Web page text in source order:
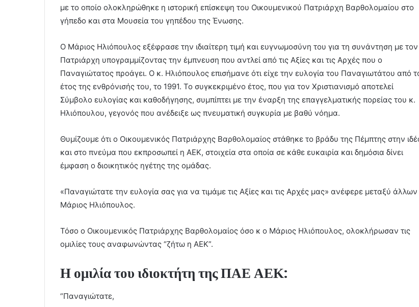
με το οποίο ολοκληρώθηκε η ιστορική επίσκεψη του Οικουμενικού Πατριάρχη Βαρθολομαίου στο
γήπεδο και στα Μουσεία του γηπέδου της Ένωσης.
Ο Μάριος Ηλιόπουλος εξέφρασε την ιδιαίτερη τιμή και ευγνωμοσύνη του για τη συνάντηση με τον
Πατριάρχη υπογραμμίζοντας την έμπνευση που αντλεί από τις Αξίες και τις Αρχές που ο
Παναγιώτατος προάγει. Ο κ. Ηλιόπουλος επισήμανε ότι είχε την ευλογία του Παναγιωτάτου από
έτος της ενθρόνισής του, το 1991. Το συγκεκριμένο έτος, που για τον Χριστιανισμό αποτελεί
Σύμβολο ευλογίας και καθοδήγησης, συμπίπτει με την έναρξη της επαγγελματικής πορείας του κ.
Ηλιόπουλου, γεγονός που ανέδειξε ως πνευματική συγκυρία με βαθύ νόημα.
Θυμίζουμε ότι ο Οικουμενικός Πατριάρχης Βαρθολομαίος στάθηκε το βράδυ της Πέμπτης στην
και στο πνεύμα που εκπροσωπεί η ΑΕΚ, στοιχεία στα οποία σε κάθε ευκαιρία και δημόσια δίνει
έμφαση ο διοικητικός ηγέτης της ομάδας.
«Παναγιώτατε την ευλογία σας για να τιμάμε τις Αξίες και τις Αρχές μας» ανέφερε μεταξύ άλλων
Μάριος Ηλιόπουλος.
Τόσο ο Οικουμενικός Πατριάρχης Βαρθολομαίος όσο κ ο Μάριος Ηλιόπουλος, ολοκλήρωσαν τις
ομιλίες τους αναφωνώντας “ζήτω η ΑΕΚ”.
Η ομιλία του ιδιοκτήτη της ΠΑΕ ΑΕΚ:
“Παναγιώτατε,